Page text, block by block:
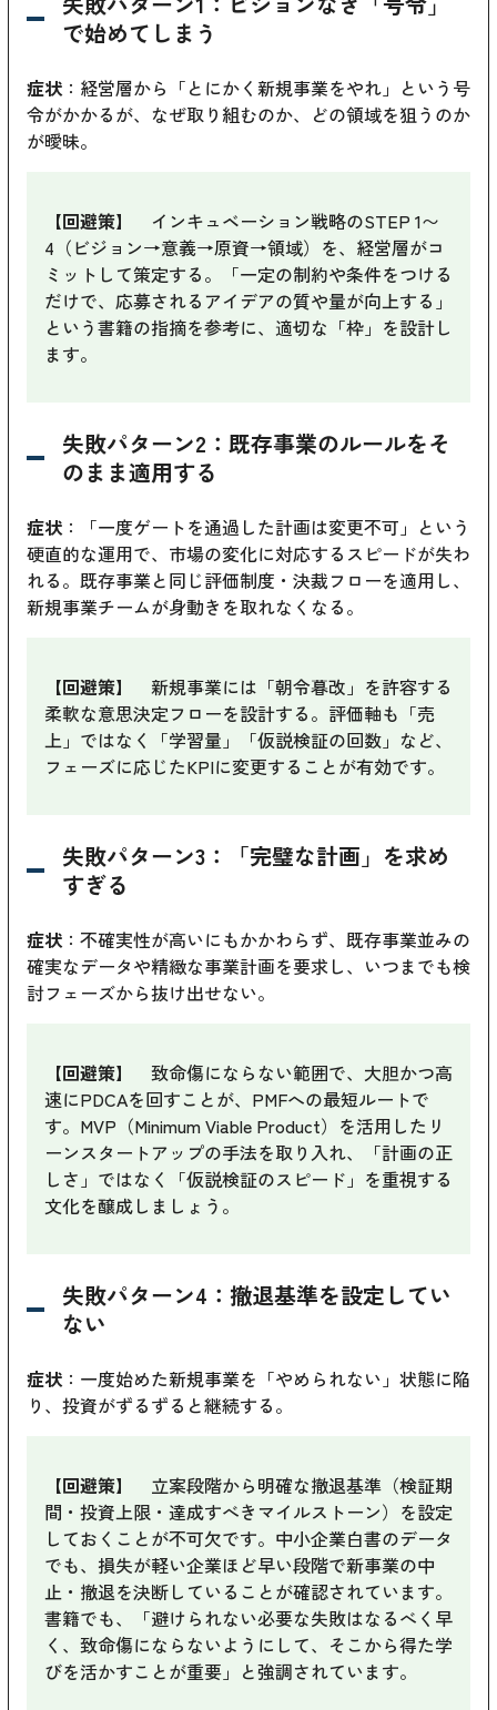
で始めてしまう
症状：経営層から「とにかく新規事業をやれ」という号
令がかかるが、なぜ取り組むのか、どの領域を狙うのか
が曖昧。
【回避策】
インキュベーション戦略のSTEP 1〜
4（ビジョン→意義→原資→領域）を、経営層がコ
ミットして策定する。「一定の制約や条件をつける
だけで、応募されるアイデアの質や量が向上する」
という書籍の指摘を参考に、適切な「枠」を設計し
ます。
失敗パターン2：既存事業のルールをそ
のまま適用する
症状：「一度ゲートを通過した計画は変更不可」という
硬直的な運用で、市場の変化に対応するスピードが失わ
れる。既存事業と同じ評価制度・決裁フローを適用し、
新規事業チームが身動きを取れなくなる。
【回避策】
新規事業には「朝令暮改」を許容する
柔軟な意思決定フローを設計する。評価軸も「売
上」ではなく「学習量」「仮説検証の回数」など、
フェーズに応じたKPIに変更することが有効です。
失敗パターン3：「完璧な計画」を求め
すぎる
症状：不確実性が高いにもかかわらず、既存事業並みの
確実なデータや精緻な事業計画を要求し、いつまでも検
討フェーズから抜け出せない。
【回避策】
致命傷にならない範囲で、大胆かつ高
速にPDCAを回すことが、PMFへの最短ルートで
す。MVP（Minimum Viable Product）を活用したリ
ーンスタートアップの手法を取り入れ、「計画の正
しさ」ではなく「仮説検証のスピード」を重視する
文化を醸成しましょう。
失敗パターン4：撤退基準を設定してい
ない
症状：一度始めた新規事業を「やめられない」状態に陥
り、投資がずるずると継続する。
【回避策】
立案段階から明確な撤退基準（検証期
間・投資上限・達成すべきマイルストーン）を設定
しておくことが不可欠です。中小企業白書のデータ
でも、損失が軽い企業ほど早い段階で新事業の中
止・撤退を決断していることが確認されています。
書籍でも、「避けられない必要な失敗はなるべく早
く、致命傷にならないようにして、そこから得た学
びを活かすことが重要」と強調されています。